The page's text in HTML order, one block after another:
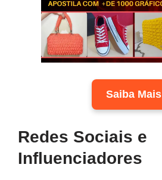
Saiba Mais
Redes Sociais e
Influenciadores